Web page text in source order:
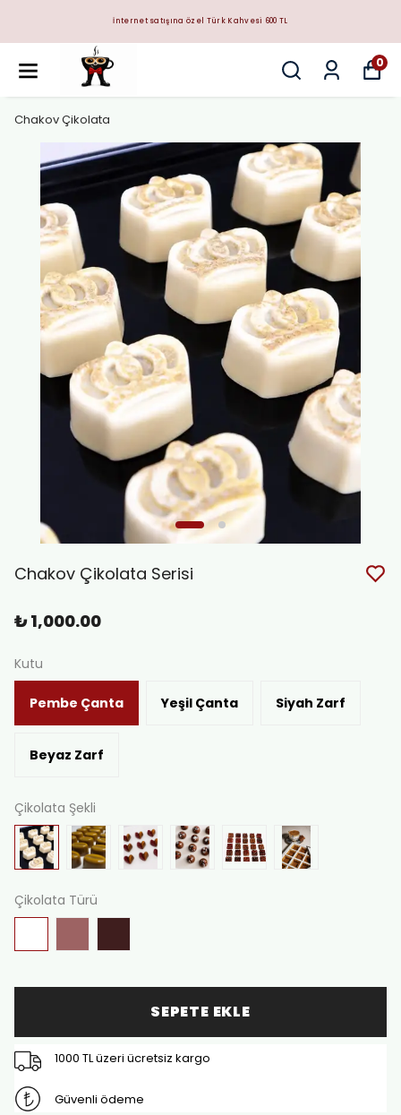
İnternet satışına özel Türk Kahvesi 600 TL
0
Chakov Çikolata
Chakov Çikolata Serisi
₺ 1,000.00
Kutu
Pembe Çanta Yeşil Çanta Siyah Zarf
Beyaz Zarf
Çikolata Şekli
Çikolata Türü
SEPETE EKLE
1000 TL üzeri ücretsiz kargo
Güvenli ödeme